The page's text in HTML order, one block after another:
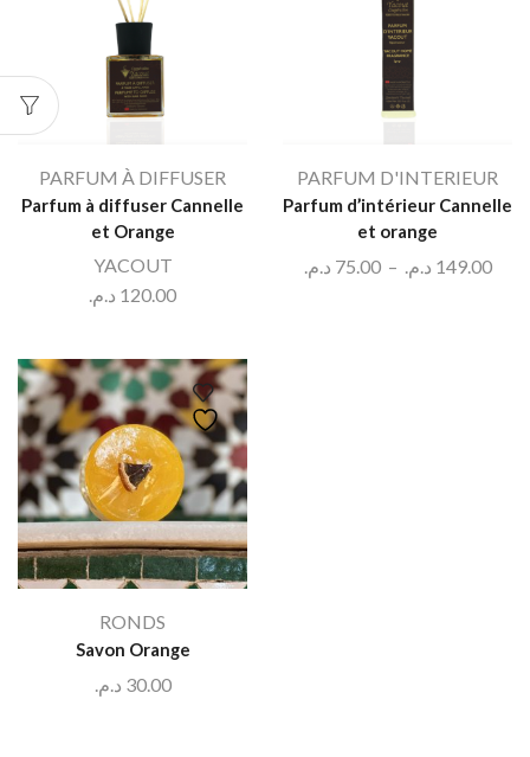
PARFUM À DIFFUSER
Parfum à diffuser Cannelle
et Orange
YACOUT
120.00 د.م.
PARFUM D'INTERIEUR
Parfum d’intérieur Cannelle
et orange
75.00 د.م. – 149.00 د.م.
RONDS
Savon Orange
30.00 د.م.